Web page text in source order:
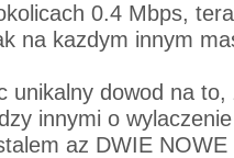
0.4 Mbps,
na kazdym innym
unikalny dowod na
innymi o
az DWIE